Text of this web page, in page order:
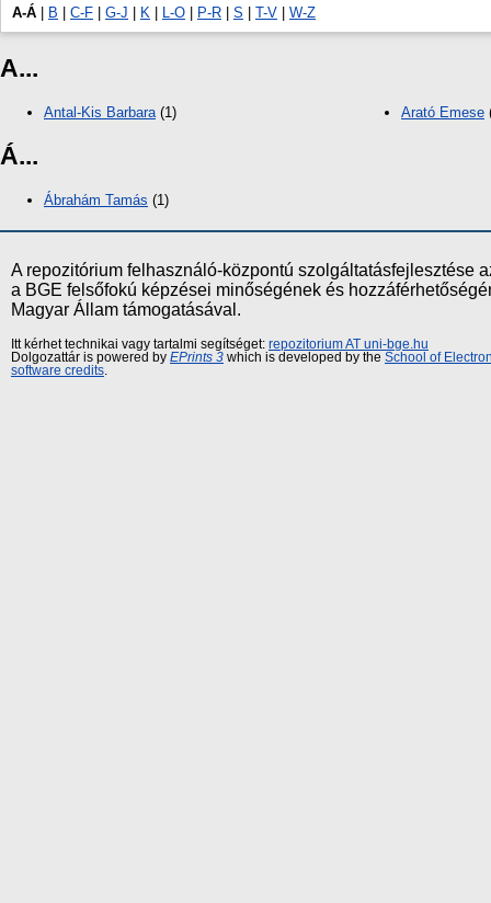
A-Á
B C-F G-J K L-O P-R S T-V W-Z
A...
Antal-Kis Barbara(1) Arató Emese
Á...
Ábrahám Tamás (1)
A repozitórium felhasználó-központú szolgáltatásfejlesztése
a BGE felsőfokú képzései minőségének és
Magyar Állam támogatásával.
Itt kérhet technikai vagy tartalmi segítséget: repozitorium AT uni-bge.hu
Dolgozattár is powered by EPrints 3 which is developed by the School of
software credits.